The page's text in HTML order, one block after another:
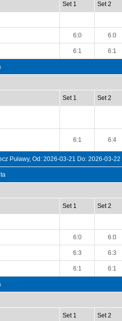
Set 1 Set 2
6:0 6:0
6:1 6:1
Set 1 Set 2
6:1 6:4
Puławy, Od: 2026-03-21 Do: 2026-03-22
Set 1 Set 2
6:0 6:0
6:3 6:3
6:1 6:1
Set 1 Set 2